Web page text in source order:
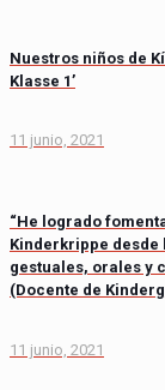
Nuestros niños de
Klasse 1’
11 junio, 2021
“He logrado
Kinderkrippe desde
gestuales, orales y
(Docente de
11 junio, 2021